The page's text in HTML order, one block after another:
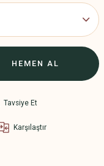
HEMEN AL
Tavsiye Et
Karşılaştır